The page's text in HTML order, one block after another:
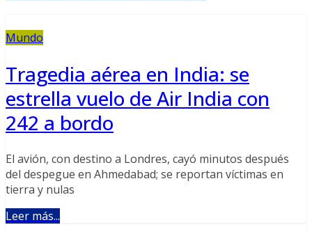
Mundo
Tragedia aérea en India: se
estrella vuelo de Air India con
242 a bordo
El avión, con destino a Londres, cayó minutos después
del despegue en Ahmedabad; se reportan víctimas en
tierra y nulas
Leer más...